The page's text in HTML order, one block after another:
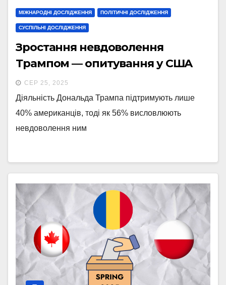
МІЖНАРОДНІ ДОСЛІДЖЕННЯ ПОЛІТИЧНІ ДОСЛІДЖЕННЯ
СУСПІЛЬНІ ДОСЛІДЖЕННЯ
Зростання невдоволення
Трампом — опитування у США
СЕР 25, 2025
Діяльність Дональда Трампа підтримують лише
40% американців, тоді як 56% висловлюють
невдоволення ним